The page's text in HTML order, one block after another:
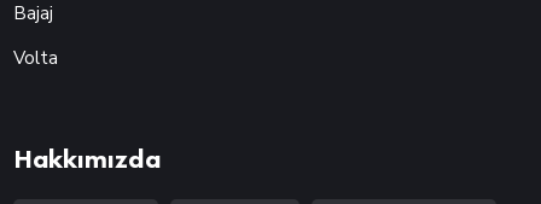
Bajaj
Volta
Hakkımızda